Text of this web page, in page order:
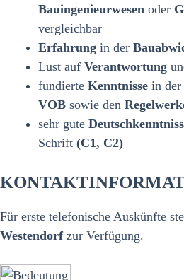
Bauingenieurwesen oder
vergleichbar
Erfahrung in der
Lust auf Verantwortung
fundierte Kenntnisse in der
VOB sowie den
sehr gute
Schrift (C1, C2)
Für erste telefonische Auskünfte
Westendorfzur Verfügung.